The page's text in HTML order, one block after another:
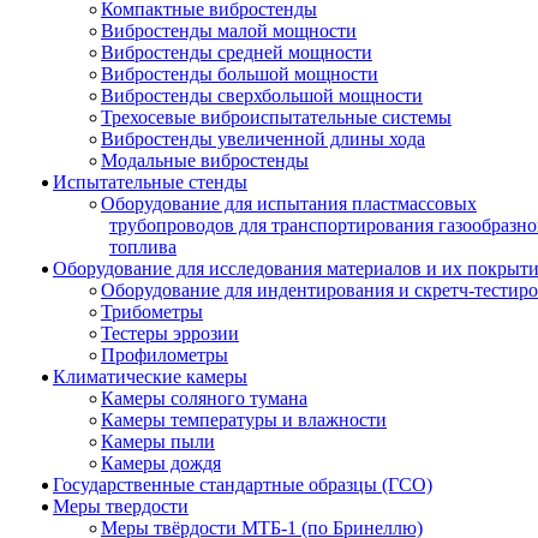
Компактные вибростенды
Вибростенды малой мощности
Вибростенды средней мощности
Вибростенды большой мощности
Вибростенды сверхбольшой мощности
Трехосевые виброиспытательные системы
Вибростенды увеличенной длины хода
Модальные вибростенды
Испытательные стенды
Оборудование для испытания пластмассовых
трубопроводов для транспортирования
топлива
Оборудование для исследования материалов и их
Оборудование для индентирования и скретч-
Трибометры
Тестеры эррозии
Профилометры
Климатические камеры
Камеры соляного тумана
Камеры температуры и влажности
Камеры пыли
Камеры дождя
Государственные стандартные образцы (ГСО)
Меры твердости
Меры твёрдости МТБ-1 (по Бринеллю)